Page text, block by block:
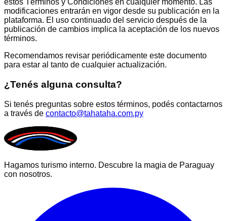
estos Términos y Condiciones en cualquier momento. Las
modificaciones entrarán en vigor desde su publicación en la
plataforma. El uso continuado del servicio después de la
publicación de cambios implica la aceptación de los nuevos
términos.
Recomendamos revisar periódicamente este documento
para estar al tanto de cualquier actualización.
¿Tenés alguna consulta?
Si tenés preguntas sobre estos términos, podés contactarnos
a través de contacto@tahataha.com.py
Hagamos turismo interno. Descubre la magia de Paraguay
con nosotros.